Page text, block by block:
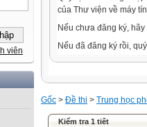
viên
của Thư viện về máy
Nếu chưa đăng ký, hãy
Nếu đã đăng ký rồi,
Gốc > Đề thi > Trung học
Kiểm tra 1 tiết